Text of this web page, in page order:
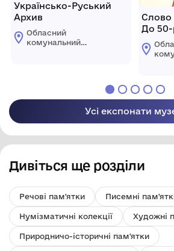
Українсько-Руський
Архив
Обласний
комунальний
Слово
До 50-
Усі експонати
Дивіться ще розділи
Речові пам'ятки Писемні
Нумізматичні колекції Художні
Природничо-історичні пам'ятки